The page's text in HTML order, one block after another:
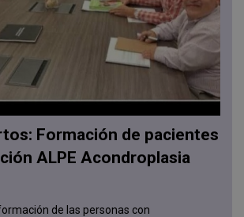
Formación de pacientes
ALPE Acondroplasia
de las personas con